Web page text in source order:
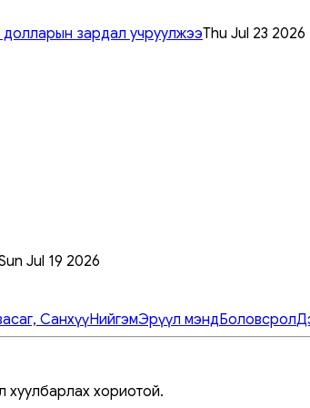
зардал учруулжээThu Jul 23 2026
Jul 19 2026
СанхүүНийгэмЭрүүл мэндБоловсрол
хуулбарлах хориотой.